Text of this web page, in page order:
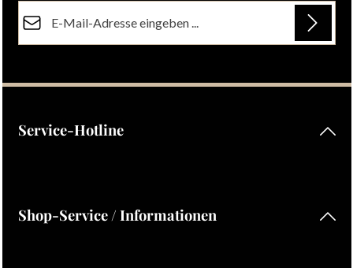
Ich habe dieDatenschutzbestimmungenzur Kenntnis
Service-Hotline
Shop-Service / Informationen